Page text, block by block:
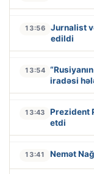
13:56
Jurnalist
edildi
13:54
iradəsi
13:43
Prezident
etdi
13:41 Nemət